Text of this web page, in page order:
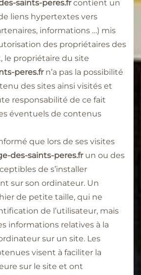
saints-peres.frcontient un
liens hypertextes vers
informations …) mis
des propriétaires des
le propriétaire du site
peres.frn’a pas la possibilité
des sites ainsi visités et
responsabilité de ce fait
éventuels de contenus
que lors de ses visites
des-saints-peres.frun ou des
de s’installer
sur son ordinateur. Un
de petite taille, qui ne
de l’utilisateur, mais
informations relatives à la
sur un site. Les
visent à faciliter la
sur le site et ont